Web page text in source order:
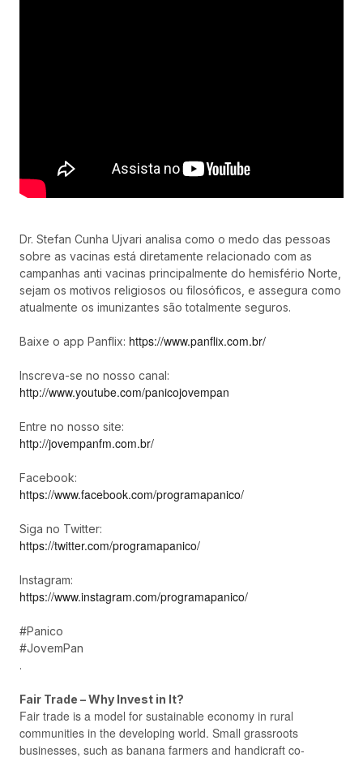
Dr. Stefan Cunha Ujvari analisa como o medo das pessoas
sobre as vacinas está diretamente relacionado com as
campanhas anti vacinas principalmente do hemisfério Norte,
sejam os motivos religiosos ou filosóficos, e assegura como
atualmente os imunizantes são totalmente seguros.
Baixe o app Panflix: https://www.panflix.com.br/
Inscreva-se no nosso canal:
http://www.youtube.com/panicojovempan
Entre no nosso site:
http://jovempanfm.com.br/
Facebook:
https://www.facebook.com/programapanico/
Siga no Twitter:
https://twitter.com/programapanico/
Instagram:
https://www.instagram.com/programapanico/
#Panico
#JovemPan
.
Fair Trade – Why Invest in It?
Fair trade is a model for sustainable economy in rural
communities in the developing world. Small grassroots
businesses, such as banana farmers and handicraft co-